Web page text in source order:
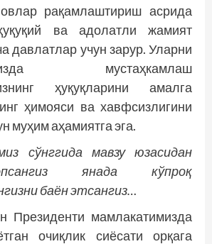
рақамлаштириш асрида
ва адолатли жамият
давлатлар учун зарур. Уларни
мус­таҳкамлаш
ҳуқуқларини амалга
ҳимояси ва хавфсизлигини
муҳим аҳамиятга эга.
сўнггида мавзу юзасидан
янада кўпроқ
баён этсангиз…
Президенти мамлакатимизда
очиқлик сиёсати орқага